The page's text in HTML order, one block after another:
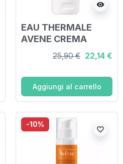
visibility
EAU THERMALE
AVENE CREMA
SCHERMO
MINERALE 50+ 50
25,90 € 22,14 €
Aggiungi al carrello
-10%
favorite_border